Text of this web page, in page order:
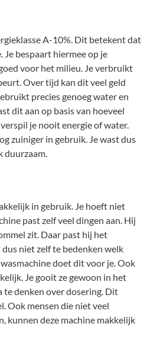
A-10%. Dit betekent dat
Je bespaart hiermee op je
voor het milieu. Je verbruikt
Over tijd kan dit veel geld
precies genoeg water en
dit aan op basis van hoeveel
je nooit energie of water.
zuiniger in gebruik. Je wast dus
duurzaam.
in gebruik. Je hoeft niet
past zelf veel dingen aan. Hij
zit. Daar past hij het
niet zelf te bedenken welk
doet dit voor je. Ook
Je gooit ze gewoon in het
te denken over dosering. Dit
Ook mensen die niet veel
kunnen deze machine makkelijk